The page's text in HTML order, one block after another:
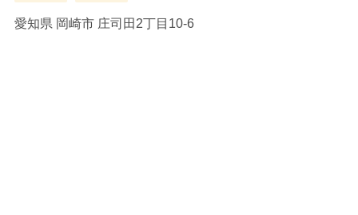
愛知県 岡崎市 庄司田2丁目10-6